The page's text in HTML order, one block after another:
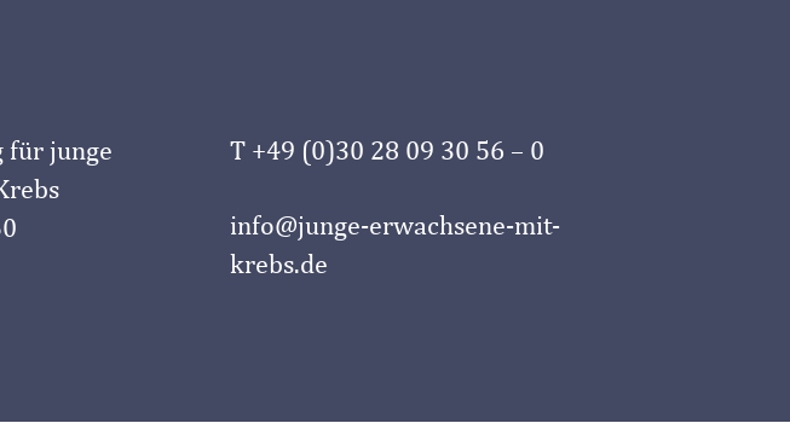
für junge
T +49 (0)30 28 09 30 56 – 0
info@junge-erwachsene-mit-
krebs.de